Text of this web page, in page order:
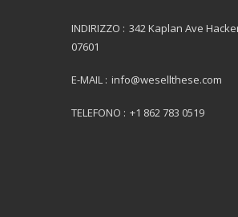
INDIRIZZO : 342 Kaplan Ave
07601
E-MAIL : info@wesellthese.com
TELEFONO : +1 862 783 0519